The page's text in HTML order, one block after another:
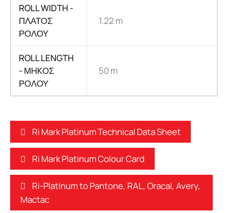
ROLL WIDTH -
ΠΛΑΤΟΣ
ΡΟΛΟΥ
1.22 m
ROLL LENGTH
- ΜHKΟΣ
ΡΟΛΟΥ
50 m
Ri Mark Platinum Technical Data Sheet
Ri Mark Platinum Colour Card
Ri-Platinum to Pantone, RAL, Oracal, Avery,
Mactac